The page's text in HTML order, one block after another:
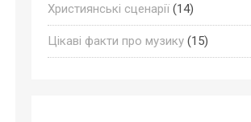
Християнські сценарії(14)
Цікаві факти про музику(15)